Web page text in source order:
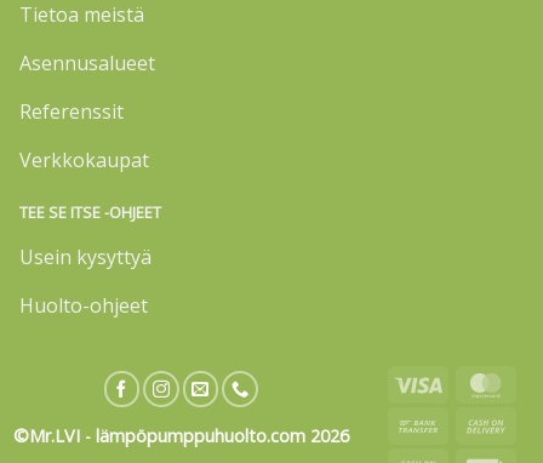
Tietoa meistä
Asennusalueet
Referenssit
Verkkokaupat
TEE SE ITSE -OHJEET
Usein kysyttyä
Huolto-ohjeet
©Mr.LVI - lämpöpumppuhuolto.com 2026
Visa
Bank